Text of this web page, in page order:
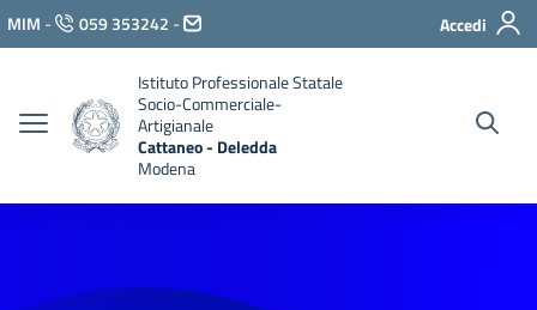
Vai ai contenuti
Vai al menu di navigazione
Vai al footer
MIM - 059 353242 - Accedi
Istituto Professionale Statale
Socio-Commerciale-
Artigianale
Cattaneo - Deledda
Modena